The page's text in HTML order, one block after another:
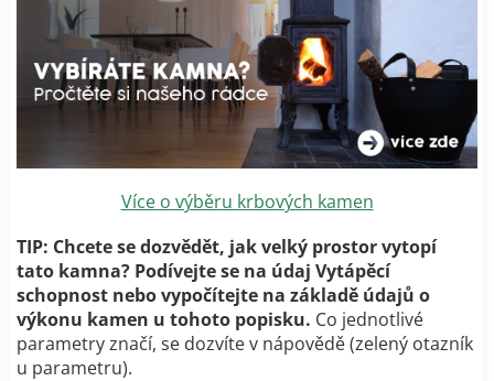
Více o výběru krbových kamen
TIP: Chcete se dozvědět, jak velký prostor vytopí
tato kamna? Podívejte se na údaj Vytápěcí
schopnost nebo vypočítejte na základě údajů o
výkonu kamen u tohoto popisku. Co jednotlivé
parametry značí, se dozvíte v nápovědě (zelený otazník
u parametru).